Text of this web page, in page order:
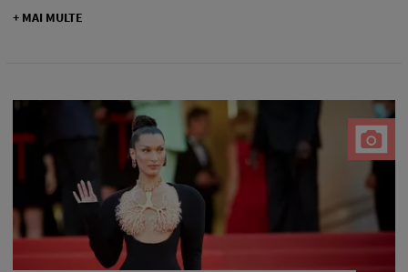
+ MAI MULTE